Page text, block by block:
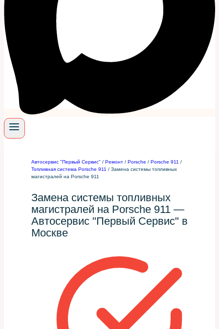
Автосервис "Первый Сервис" / Ремонт / Porsche / Porsche 911 /
Топливная система Porsche 911 / Замена системы топливных
магистралей на Porsche 911
Замена системы топливных
магистралей на Porsche 911 —
Автосервис "Первый Сервис" в
Москве